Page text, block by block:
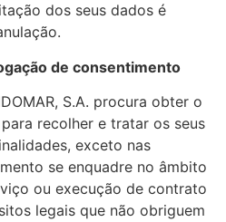
dos seus dados é
de consentimento
S.A. procura obter o
recolher e tratar os seus
exceto nas
se enquadre no âmbito
ou execução de contrato
legais que não obriguem